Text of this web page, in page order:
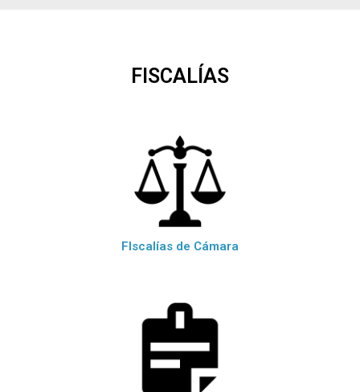
FISCALÍAS
FIscalías de Cámara